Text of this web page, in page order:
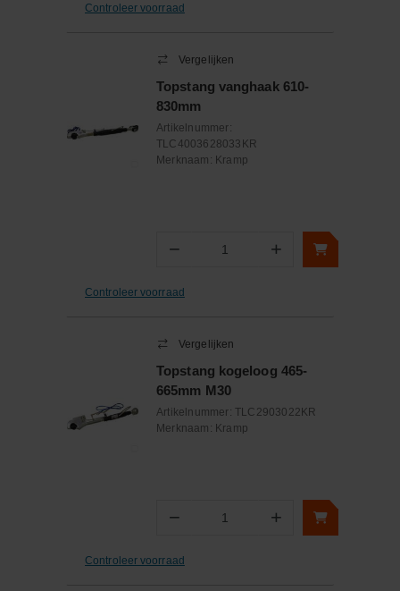
Controleer voorraad
Vergelijken
Topstang vanghaak 610-
830mm
Artikelnummer:
TLC4003628033KR
Merknaam: Kramp
− Aantal +
Controleer voorraad
Vergelijken
Topstang kogeloog 465-
665mm M30
Artikelnummer: TLC2903022KR
Merknaam: Kramp
− Aantal +
Controleer voorraad